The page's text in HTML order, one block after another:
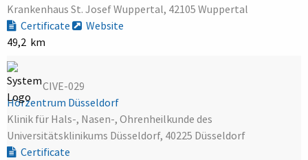
Krankenhaus St. Josef Wuppertal, 42105 Wuppertal
Certificate
Website
49,2 km
CIVE-029
Hörzentrum Düsseldorf
Klinik für Hals-, Nasen-, Ohrenheilkunde des
Universitätsklinikums Düsseldorf, 40225 Düsseldorf
Certificate